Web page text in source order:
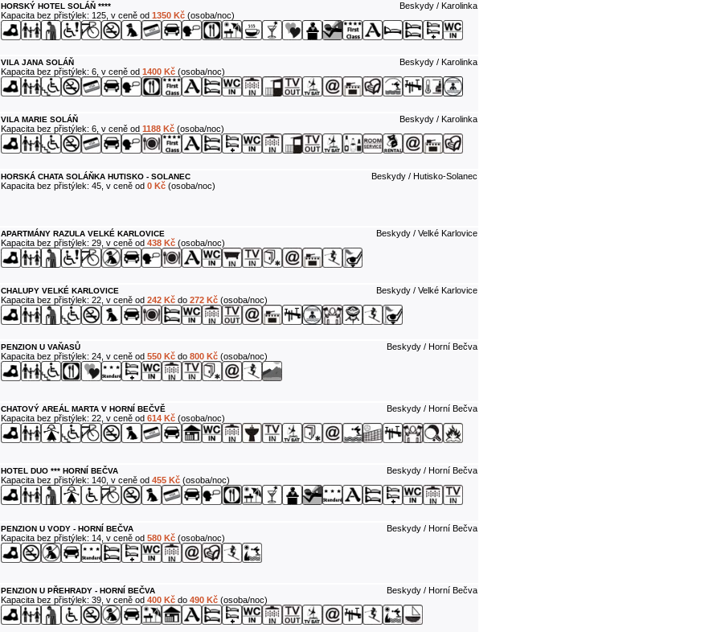
HORSKÝ HOTEL SOLÁŇ ****
Beskydy / Karolinka
Kapacita bez přistýlek: 125, v ceně od 1350 Kč(osoba/noc)
VILA JANA SOLÁŇ
Beskydy / Karolinka
Kapacita bez přistýlek: 6, v ceně od 1400 Kč(osoba/noc)
VILA MARIE SOLÁŇ
Beskydy / Karolinka
Kapacita bez přistýlek: 6, v ceně od 1188 Kč(osoba/noc)
HORSKÁ CHATA SOLÁŇKA HUTISKO - SOLANEC
Beskydy / Hutisko-Solanec
Kapacita bez přistýlek: 45, v ceně od 0 Kč(osoba/noc)
APARTMÁNY RAZULA VELKÉ KARLOVICE
Beskydy / Velké Karlovice
Kapacita bez přistýlek: 29, v ceně od 438 Kč(osoba/noc)
CHALUPY VELKÉ KARLOVICE
Beskydy / Velké Karlovice
Kapacita bez přistýlek: 22, v ceně od 242 Kčdo 272 Kč(osoba/noc)
PENZION U VAŇASŮ
Beskydy / Horní Bečva
Kapacita bez přistýlek: 24, v ceně od 550 Kčdo 800 Kč(osoba/noc)
CHATOVÝ AREÁL MARTA V HORNÍ BEČVĚ
Beskydy / Horní Bečva
Kapacita bez přistýlek: 22, v ceně od 614 Kč(osoba/noc)
HOTEL DUO *** HORNÍ BEČVA
Beskydy / Horní Bečva
Kapacita bez přistýlek: 140, v ceně od 455 Kč(osoba/noc)
PENZION U VODY - HORNÍ BEČVA
Beskydy / Horní Bečva
Kapacita bez přistýlek: 14, v ceně od 580 Kč(osoba/noc)
PENZION U PŘEHRADY - HORNÍ BEČVA
Beskydy / Horní Bečva
Kapacita bez přistýlek: 39, v ceně od 400 Kčdo 490 Kč(osoba/noc)